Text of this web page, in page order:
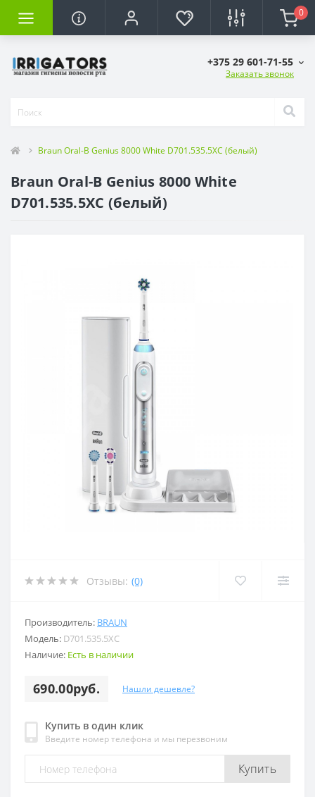
0
+375 29 601-71-55
Заказать звонок
Braun Oral-B Genius 8000 White D701.535.5XC (белый)
Braun Oral-B Genius 8000 White
D701.535.5XC (белый)
Отзывы: (0)
Производитель: BRAUN
Модель: D701.535.5XC
Наличие: Есть в наличии
690.00руб. Нашли дешевле?
Купить в один клик
Введите номер телефона и мы перезвоним
Купить